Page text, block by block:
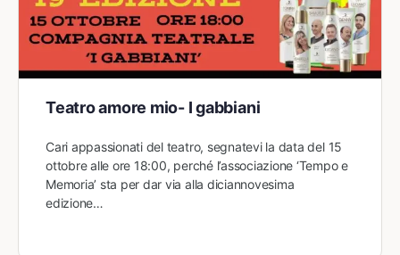
Teatro amore mio- I gabbiani
Cari appassionati del teatro, segnatevi la data del 15
ottobre alle ore 18:00, perché l’associazione ‘Tempo e
Memoria’ sta per dar via alla diciannovesima
edizione…